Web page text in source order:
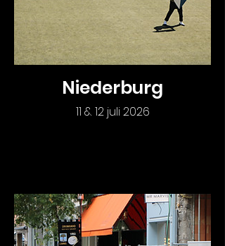
Niederburg
11 & 12 juli 2026